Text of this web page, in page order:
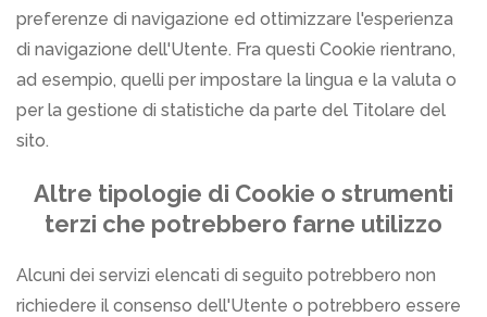
preferenze di navigazione ed ottimizzare l'esperienza
di navigazione dell'Utente. Fra questi Cookie rientrano,
ad esempio, quelli per impostare la lingua e la valuta o
per la gestione di statistiche da parte del Titolare del
sito.
Altre tipologie di Cookie o strumenti
terzi che potrebbero farne utilizzo
Alcuni dei servizi elencati di seguito potrebbero non
richiedere il consenso dell'Utente o potrebbero essere